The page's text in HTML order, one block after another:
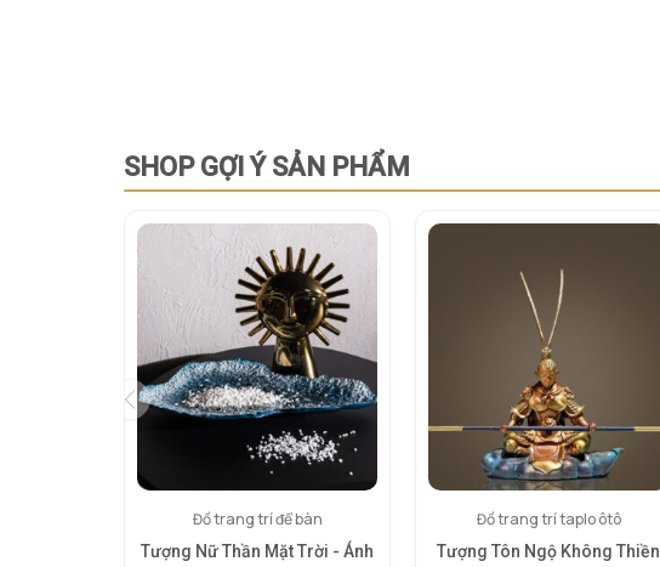
SHOP GỢI Ý SẢN PHẨM
Đồ trang trí để bàn
Tượng Nữ Thần Mặt Trời - Ánh
Đồ trang trí taplo ôtô
Tượng Tôn Ngộ Không Thiền